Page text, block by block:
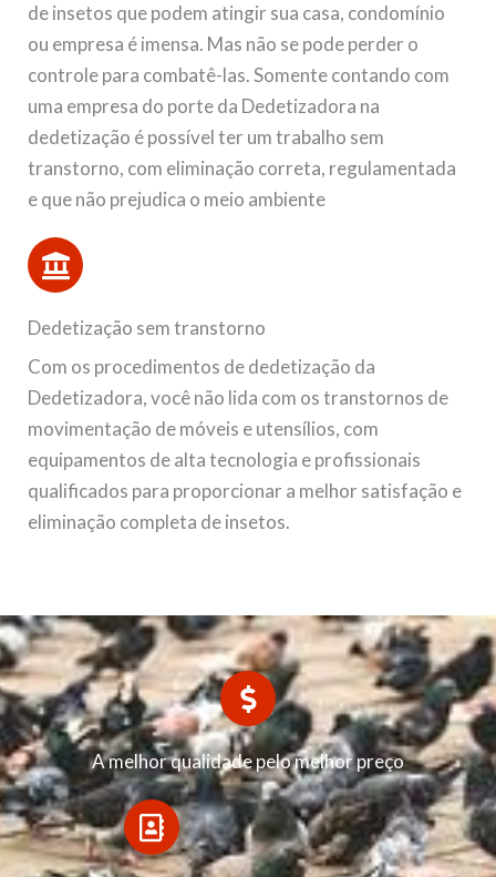
de insetos que podem atingir sua casa, condomínio
ou empresa é imensa. Mas não se pode perder o
controle para combatê-las. Somente contando com
uma empresa do porte da Dedetizadora na
dedetização é possível ter um trabalho sem
transtorno, com eliminação correta, regulamentada
e que não prejudica o meio ambiente
Dedetização sem transtorno
Com os procedimentos de dedetização da
Dedetizadora, você não lida com os transtornos de
movimentação de móveis e utensílios, com
equipamentos de alta tecnologia e profissionais
qualificados para proporcionar a melhor satisfação e
eliminação completa de insetos.
A melhor qualidade pelo melhor preço